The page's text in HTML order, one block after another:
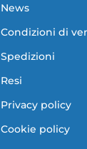
News
Condizioni di
Spedizioni
Resi
Privacy policy
Cookie policy